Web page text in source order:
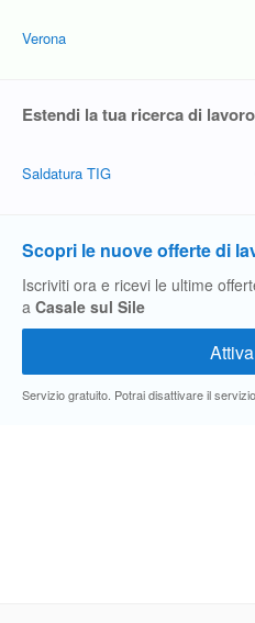
Verona
Estendi la tua ricerca di
Saldatura TIG
Scopri le nuove offerte di
Iscriviti ora e ricevi le ultime
a Casale sul Sile
Servizio gratuito. Potrai disattivare il